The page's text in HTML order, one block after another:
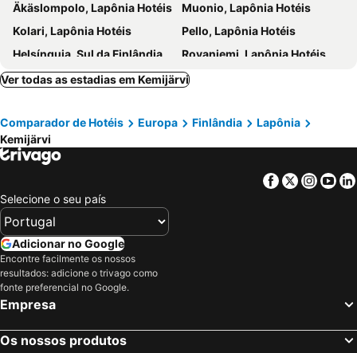
Äkäslompolo, Lapônia Hotéis
Muonio, Lapônia Hotéis
Kolari, Lapônia Hotéis
Pello, Lapônia Hotéis
Helsínquia, Sul da Finlândia Hotéis
Rovaniemi, Lapônia Hotéis
Vantaa, Sul da Finlândia Hotéis
Inari, Lapônia Hotéis
Ver todas as estadias em Kemijärvi
Comparador de Hotéis Europa Finlândia
Lapônia
Kemijärvi
Facebook
Twitter
Selecione o seu país
Adicionar no Google
Encontre facilmente os nossos
resultados: adicione o trivago como
fonte preferencial no Google.
Empresa
Os nossos produtos